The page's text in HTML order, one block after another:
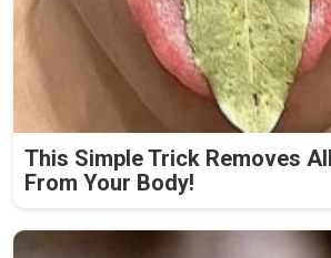
This Simple Trick Removes
From Your Body!